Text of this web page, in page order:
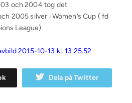
och 2004 tog det
2005 silver i Women’s Cup ( fd
League)
Dela på Twitter